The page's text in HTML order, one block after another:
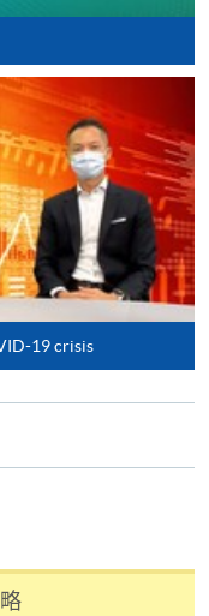
及學費通知」，適
及學費通知」
」，並親往報名中
及繳交所需費用。
對報名程序有任
絡有關課程負責
行。建議選用
心報名。
19 crisis